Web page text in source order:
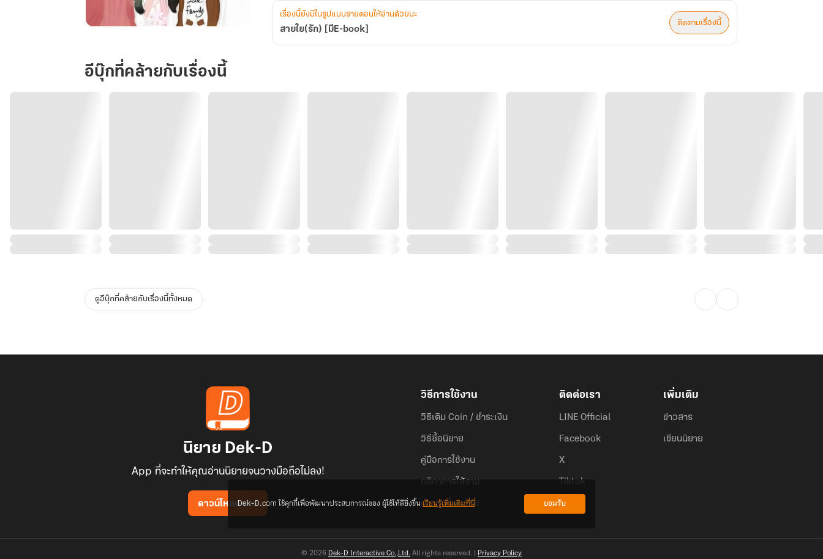
เรื่องนี้ยังมีในรูปแบบรายตอนให้อ่านด้วยนะ
สายใย(รัก) [มีE-book]
ติดตามเรื่องนี้
อีบุ๊กที่คล้ายกับเรื่องนี้
ดูอีบุ๊กที่คล้ายกับเรื่องนี้ทั้งหมด
นิยาย Dek-D
App ที่จะทำให้คุณอ่านนิยายจนวางมือถือไม่ลง!
ดาวน์โหลดแอป
วิธีการใช้งาน
วิธีเติม Coin / ชำระเงิน
วิธีซื้อนิยาย
คู่มือการใช้งาน
กติกาการใช้งาน
คำถามที่พบบ่อย
ติดต่อเรา
LINE Official
Facebook
X
Tiktok
เพิ่มเติม
ข่าวสาร
เขียนนิยาย
© 2026 Dek-D Interactive Co.,Ltd. All rights reserved. | Privacy Policy
Dek-D.com ใช้คุกกี้เพื่อพัฒนาประสบการณ์ของ ผู้ใช้ให้ดียิ่งขึ้นเรียนรู้เพิ่มเติมที่นี่ ยอมรับ